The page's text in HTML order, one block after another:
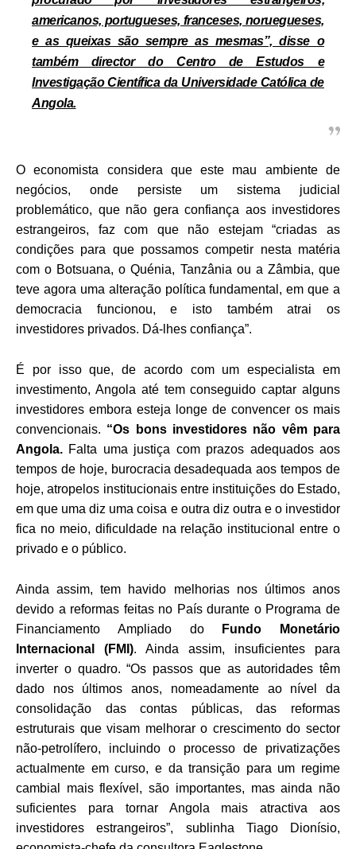
americanos, portugueses, franceses, noruegueses,
e as queixas são sempre as mesmas”, disse o
também director do Centro de Estudos e
Investigação Científica da Universidade Católica de
Angola.
O economista considera que este mau ambiente de
negócios, onde persiste um sistema judicial
problemático, que não gera confiança aos investidores
estrangeiros, faz com que não estejam “criadas as
condições para que possamos competir nesta matéria
com o Botsuana, o Quénia, Tanzânia ou a Zâmbia, que
teve agora uma alteração política fundamental, em que a
democracia funcionou, e isto também atrai os
investidores privados. Dá-lhes confiança”.
É por isso que, de acordo com um especialista em
investimento, Angola até tem conseguido captar alguns
investidores embora esteja longe de convencer os mais
convencionais. “Os bons investidores não vêm para
Angola. Falta uma justiça com prazos adequados aos
tempos de hoje, burocracia desadequada aos tempos de
hoje, atropelos institucionais entre instituições do Estado,
em que uma diz uma coisa e outra diz outra e o investidor
fica no meio, dificuldade na relação institucional entre o
privado e o público.
Ainda assim, tem havido melhorias nos últimos anos
devido a reformas feitas no País durante o Programa de
Financiamento Ampliado do
Fundo Monetário
Internacional (FMI). Ainda assim, insuficientes para
inverter o quadro. “Os passos que as autoridades têm
dado nos últimos anos, nomeadamente ao nível da
consolidação das contas públicas, das reformas
estruturais que visam melhorar o crescimento do sector
não-petrolífero, incluindo o processo de privatizações
actualmente em curso, e da transição para um regime
cambial mais flexível, são importantes, mas ainda não
suficientes para tornar Angola mais atractiva aos
investidores estrangeiros”, sublinha Tiago Dionísio,